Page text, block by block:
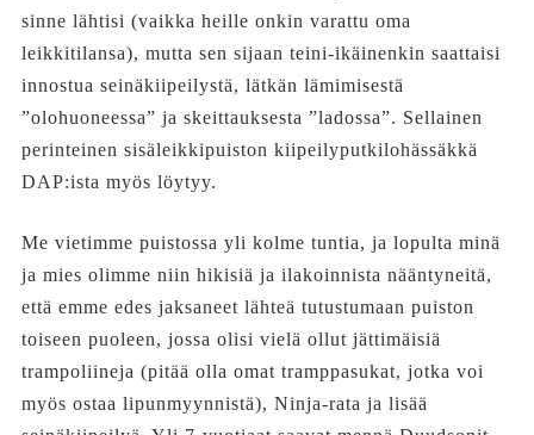
sinne lähtisi (vaikka heille onkin varattu oma
leikkitilansa), mutta sen sijaan teini-ikäinenkin saattaisi
innostua seinäkiipeilystä, lätkän lämimisestä
”olohuoneessa” ja skeittauksesta ”ladossa”. Sellainen
perinteinen sisäleikkipuiston kiipeilyputkilohässäkkä
DAP:ista myös löytyy.
Me vietimme puistossa yli kolme tuntia, ja lopulta minä
ja mies olimme niin hikisiä ja ilakoinnista nääntyneitä,
että emme edes jaksaneet lähteä tutustumaan puiston
toiseen puoleen, jossa olisi vielä ollut jättimäisiä
trampoliineja (pitää olla omat tramppasukat, jotka voi
myös ostaa lipunmyynnistä), Ninja-rata ja lisää